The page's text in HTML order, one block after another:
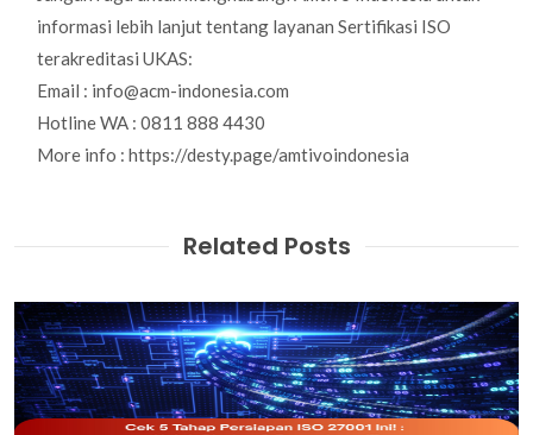
informasi lebih lanjut tentang layanan Sertifikasi ISO
terakreditasi UKAS:
Email : info@acm-indonesia.com
Hotline WA : 0811 888 4430
More info : https://desty.page/amtivoindonesia
Related Posts